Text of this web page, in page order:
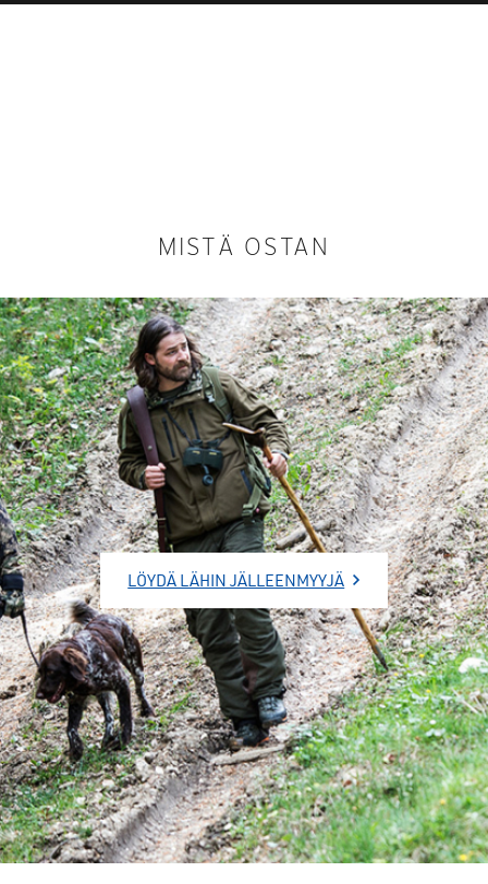
MISTÄ OSTAN
LÖYDÄ LÄHIN JÄLLEENMYYJÄ